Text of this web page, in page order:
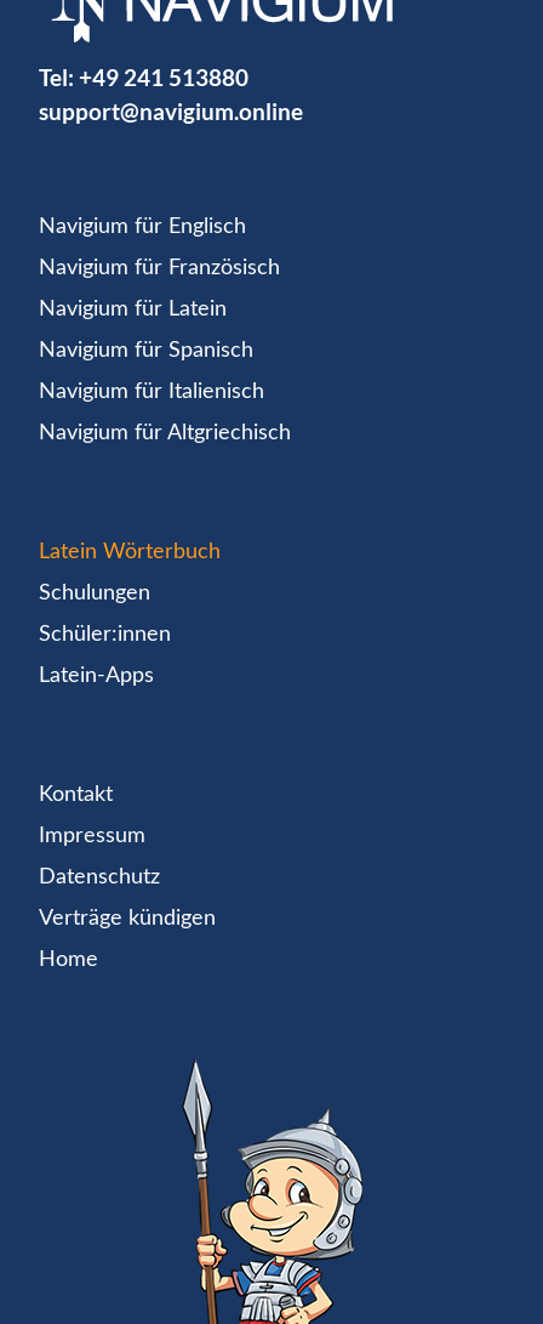
Tel: +49 241 513880
support@navigium.online
Navigium für Englisch
Navigium für Französisch
Navigium für Latein
Navigium für Spanisch
Navigium für Italienisch
Navigium für Altgriechisch
Latein Wörterbuch
Schulungen
Schüler:innen
Latein-Apps
Kontakt
Impressum
Datenschutz
Verträge kündigen
Home